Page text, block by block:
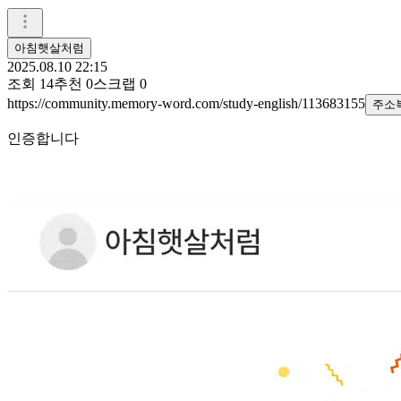
아침햇살처럼
2025.08.10 22:15
조회 14추천 0스크랩 0
https://community.memory-word.com/study-english/113683155 주소
인증합니다